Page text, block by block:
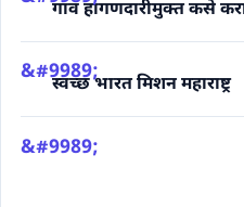
गाव हागणदारीमुक्त कसे
स्वच्छ भारत मिशन महाराष्ट्र
अभूतपूर्व: स्वच्छ भारत मिशन